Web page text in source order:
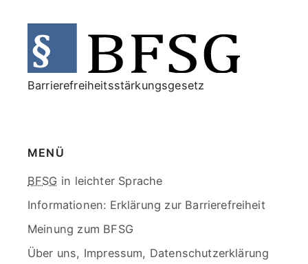
Barrierefreiheitsstärkungsgesetz
MENÜ
Skip
menu
BFSG in leichter Sprache
Informationen: Erklärung zur Barrierefreiheit
Meinung zum BFSG
Über uns, Impressum, Datenschutzerklärung